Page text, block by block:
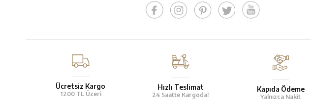
Ücretsiz Kargo
1200 TL Üzeri
Hızlı Teslimat
24 Saatte Kargoda!
Kapıda Ödeme
Yalnızca Nakit